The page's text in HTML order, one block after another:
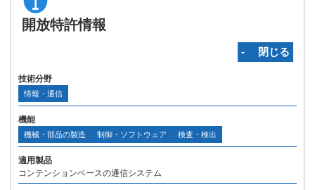
開放特許情報
‐ 閉じる
技術分野
情報・通信
機能
機械・部品の製造 制御・ソフトウェア 検査・検出
適用製品
コンテンションベースの通信システム